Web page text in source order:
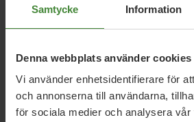
Samtycke Information
Denna webbplats använder cookies
Vi använder enhetsidentifierare för
och annonserna till användarna,
för sociala medier och analysera vår
Relaterade
5 augusti 2026
Miljöpartiet: Sverige
nya datacenter